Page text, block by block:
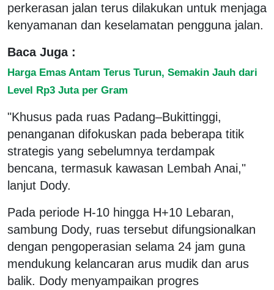
perkerasan jalan terus dilakukan untuk menjaga
kenyamanan dan keselamatan pengguna jalan.
Baca Juga :
Harga Emas Antam Terus Turun, Semakin Jauh dari
Level Rp3 Juta per Gram
"Khusus pada ruas Padang–Bukittinggi,
penanganan difokuskan pada beberapa titik
strategis yang sebelumnya terdampak
bencana, termasuk kawasan Lembah Anai,"
lanjut Dody.
Pada periode H-10 hingga H+10 Lebaran,
sambung Dody, ruas tersebut difungsionalkan
dengan pengoperasian selama 24 jam guna
mendukung kelancaran arus mudik dan arus
balik. Dody menyampaikan progres